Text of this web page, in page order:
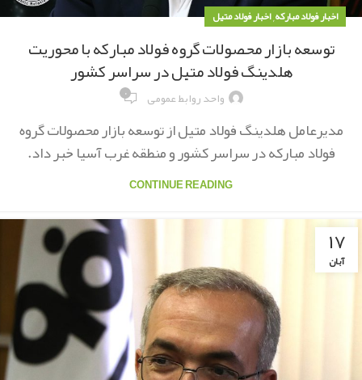
اخبار فولاد مبارکه,اخبار فولاد متیل
توسعه بازار محصولات گروه فولاد مبارکه با محوریت
هلدینگ فولاد متیل در سراسر کشور
واحد روابط عمومی ۰
مدیرعامل هلدینگ فولاد متیل از توسعه بازار محصولات گروه
فولاد مبارکه در سراسر کشور و منطقه غرب آسیا خبر داد.
CONTINUE READING
۱۷
آبان